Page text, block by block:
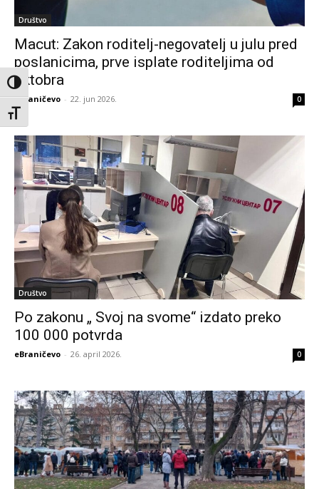
Toggle High Contrast
Toggle Font size
Društvo
Macut: Zakon roditelj-negovatelj u julu pred
poslanicima, prve isplate roditeljima od
oktobra
eBraničevo - 22. jun 2026. 0
Društvo
Po zakonu „ Svoj na svome“ izdato preko
100 000 potvrda
eBraničevo - 26. april 2026. 0